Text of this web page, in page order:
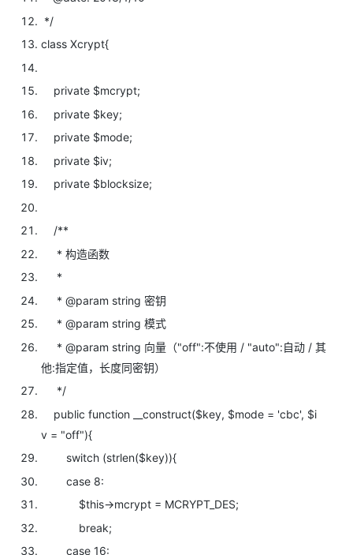
*/
class Xcrypt{
private $mcrypt;
private $key;
private $mode;
private $iv;
private $blocksize;
/**
* 构造函数
*
* @param string 密钥
* @param string 模式
* @param string 向量（"off":不使用 / "auto":自动 / 其
他:指定值，长度同密钥）
*/
public function __construct($key, $mode = 'cbc', $i
v = "off"){
switch (strlen($key)){
case 8:
$this->mcrypt = MCRYPT_DES;
break;
case 16: